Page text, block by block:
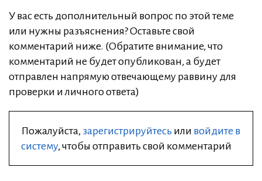
У вас есть дополнительный вопрос по этой теме
или нужны разъяснения? Оставьте свой
комментарий ниже. (Обратите внимание, что
комментарий не будет опубликован, а будет
отправлен напрямую отвечающему раввину для
проверки и личного ответа)
Пожалуйста, зарегистрируйтесь или войдите в
систему, чтобы отправить свой комментарий